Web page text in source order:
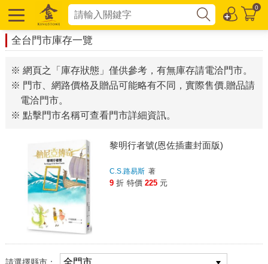
0
全台門市庫存一覽
※ 網頁之「庫存狀態」僅供參考，有無庫存請電洽門市。
※ 門市、網路價格及贈品可能略有不同，實際售價.贈品請
電洽門市。
※ 點擊門市名稱可查看門市詳細資訊。
黎明行者號(恩佐插畫封面版)
C.S.路易斯 著
9 折 特價 225 元
請選擇縣市：